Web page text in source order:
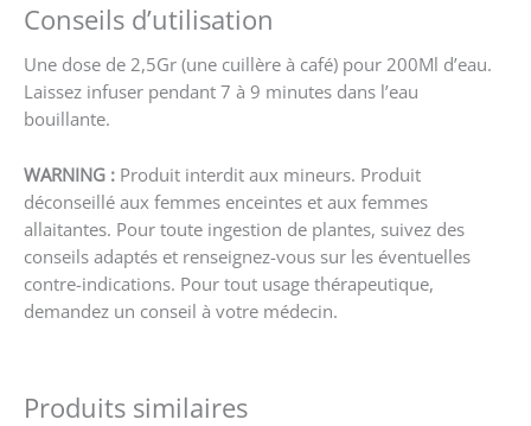
Conseils d’utilisation
Une dose de 2,5Gr (une cuillère à café) pour 200Ml d’eau.
Laissez infuser pendant 7 à 9 minutes dans l’eau
bouillante.
WARNING : Produit interdit aux mineurs. Produit
déconseillé aux femmes enceintes et aux femmes
allaitantes. Pour toute ingestion de plantes, suivez des
conseils adaptés et renseignez-vous sur les éventuelles
contre-indications. Pour tout usage thérapeutique,
demandez un conseil à votre médecin.
Produits similaires